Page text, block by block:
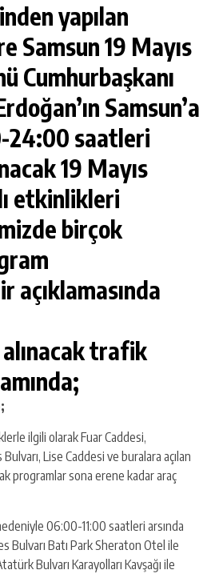
yapılan
Samsun 19 Mayıs
Cumhurbaşkanı
Samsun’a
24:00 saatleri
19 Mayıs
etkinlikleri
birçok
açıklamasında
trafik
ilgili olarak Fuar Caddesi,
Lise Caddesi ve buralara açılan
programlar sona erene kadar araç
06:00-11:00 saatleri arsında
Bulvarı Batı Park Sheraton Otel ile
Bulvarı Karayolları Kavşağı ile